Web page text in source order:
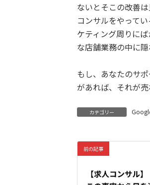
ないとそこの改善
コンサルをやって
ケティング周りに
な店舗業務の中に隠
もし、あなたのサ
があれば、それが
カテゴリー
前の記事